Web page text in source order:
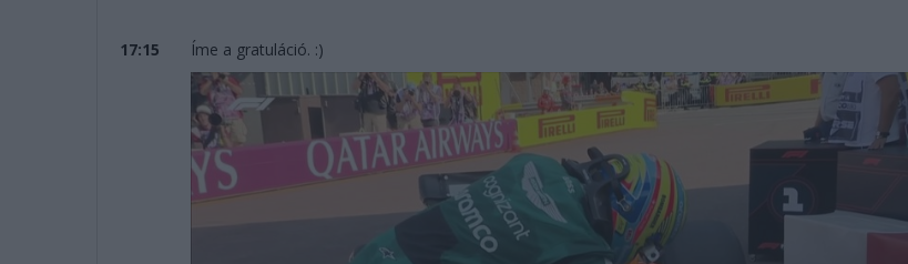
17:15 Íme a gratuláció. :)